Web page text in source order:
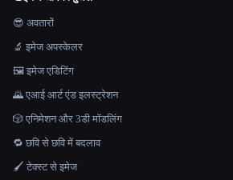
😎 अवतारों
🔬 इमेज अपस्केलर
🖼️ इमेज एडिटिंग
🌄 एआई आर्ट एंड इलस्ट्रेशन
🎲 एनिमेशन और 3डी मॉडलिंग
🔁 छवि से छवि में बदलाव
🖌️ टेक्स्ट से इमेज